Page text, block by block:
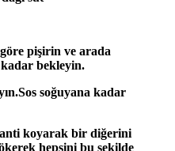
pişirin ve arada
kadar bekleyin.
soğuyana kadar
koyarak bir diğerini
hepsini bu şekilde